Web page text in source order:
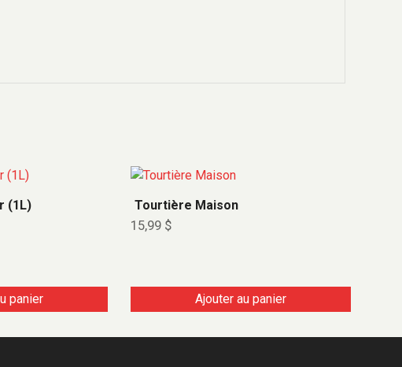
(1L)
panier
Tourtière Maison
15,99 $
Ajouter au panier